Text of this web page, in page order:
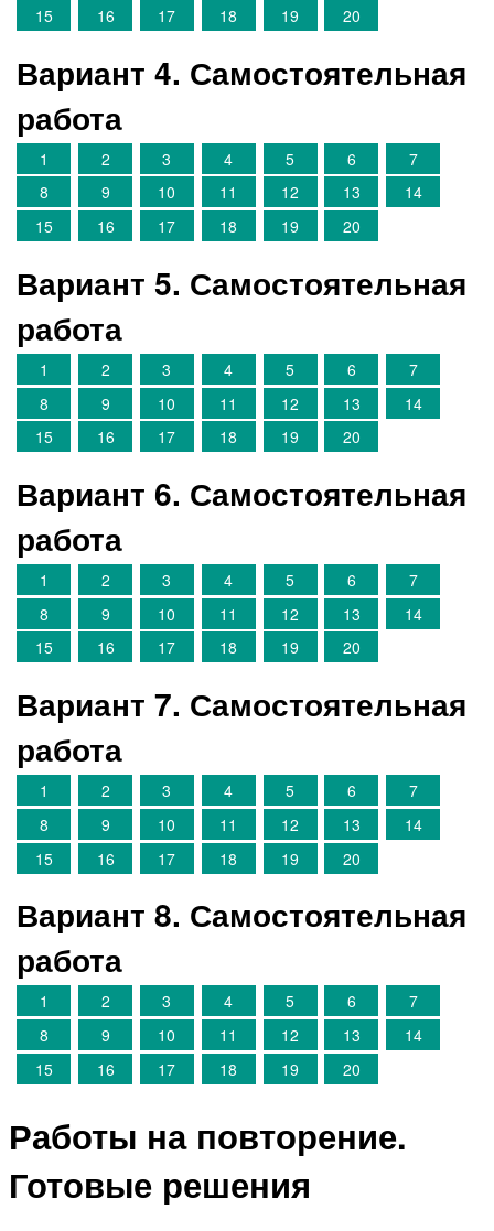
15 16 17 18 19 20
Вариант 4. Самостоятельная
работа
1 2 3 4 5 6
7
8
9 10 11 12 13
14
15
16 17 18 19 20
Вариант 5. Самостоятельная
работа
1 2 3 4 5 6
7
8
9 10 11 12 13
14
15
16 17 18 19 20
Вариант 6. Самостоятельная
работа
1 2 3 4 5 6
7
8
9 10 11 12 13
14
15
16 17 18 19 20
Вариант 7. Самостоятельная
работа
1 2 3 4 5 6
7
8
9 10 11 12 13
14
15
16 17 18 19 20
Вариант 8. Самостоятельная
работа
1 2 3 4 5 6
7
8
9 10 11 12 13
14
15
16 17 18 19 20
Работы на повторение.
Готовые решения